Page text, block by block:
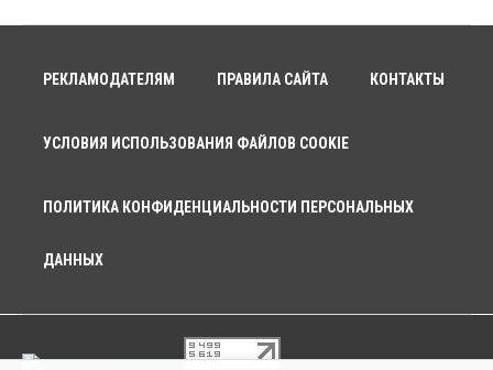
РЕКЛАМОДАТЕЛЯМ ПРАВИЛА САЙТА КОНТАКТЫ
УСЛОВИЯ ИСПОЛЬЗОВАНИЯ ФАЙЛОВ COOKIE
ПОЛИТИКА КОНФИДЕНЦИАЛЬНОСТИ ПЕРСОНАЛЬНЫХ
ДАННЫХ